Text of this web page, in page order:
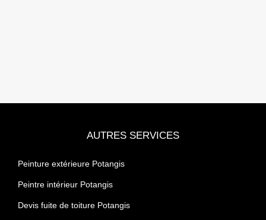
AUTRES SERVICES
Peinture extérieure Potangis
Peintre intérieur Potangis
Devis fuite de toiture Potangis